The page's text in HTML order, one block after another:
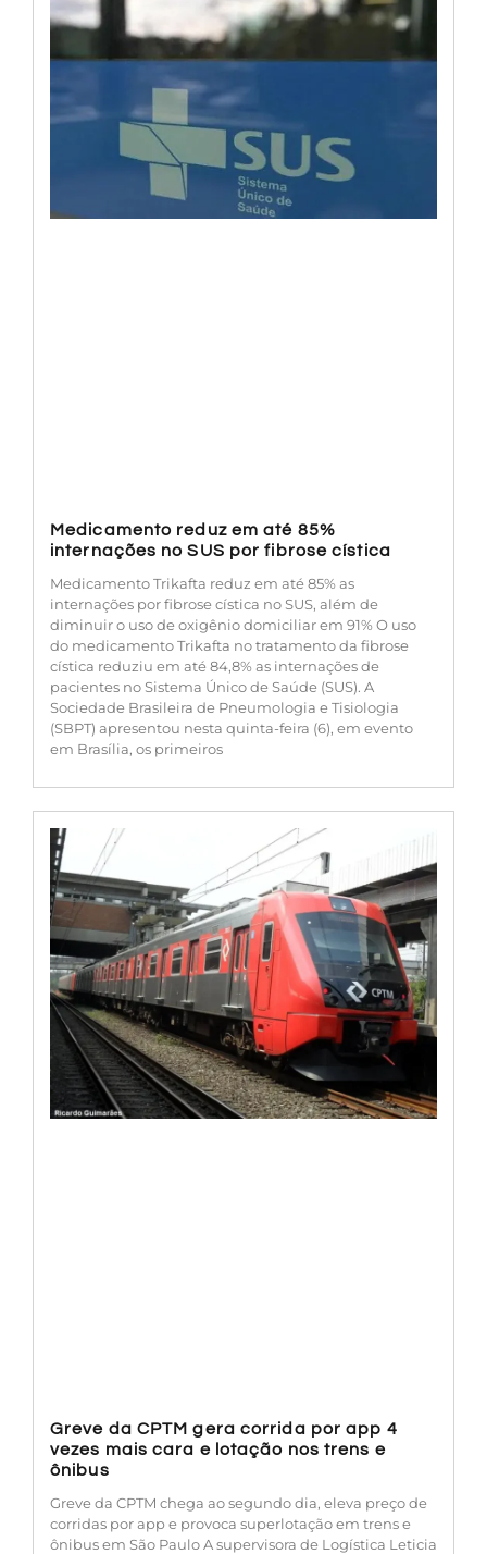
Medicamento reduz em até 85%
internações no SUS por fibrose cística
Medicamento Trikafta reduz em até 85% as
internações por fibrose cística no SUS, além de
diminuir o uso de oxigênio domiciliar em 91% O uso
do medicamento Trikafta no tratamento da fibrose
cística reduziu em até 84,8% as internações de
pacientes no Sistema Único de Saúde (SUS). A
Sociedade Brasileira de Pneumologia e Tisiologia
(SBPT) apresentou nesta quinta-feira (6), em evento
em Brasília, os primeiros
Greve da CPTM gera corrida por app 4
vezes mais cara e lotação nos trens e
ônibus
Greve da CPTM chega ao segundo dia, eleva preço de
corridas por app e provoca superlotação em trens e
ônibus em São Paulo A supervisora de Logística Leticia